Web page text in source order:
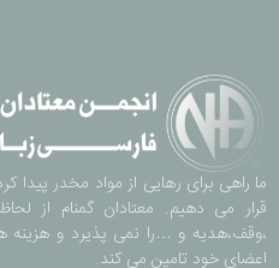
ما راهی برای رهایی از مواد مخدر پیدا
قرار می دهیم. معتادان گمنام از
،وقف،هدیه و …را نمی پذیرد و هزینه
اعضای خود تامین می کند.